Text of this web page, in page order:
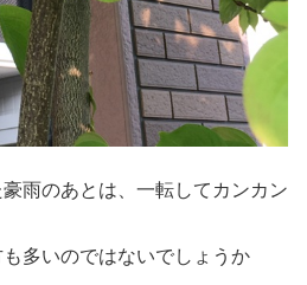
雨のあとは、一転してカンカン
多いのではないでしょうか